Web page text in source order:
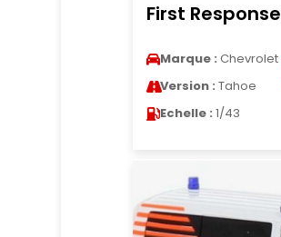
First Response
Marque : Chevrolet
Version : Tahoe
Echelle : 1/43